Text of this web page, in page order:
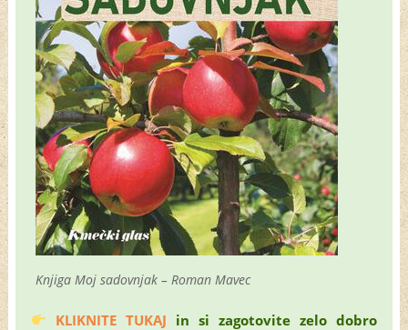
Knjiga Moj sadovnjak – Roman Mavec
KLIKNITE TUKAJ in si zagotovite zelo dobro